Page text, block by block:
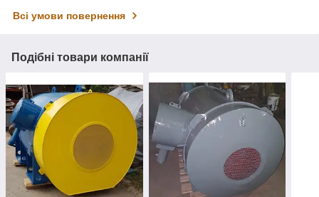
Всі умови повернення
Подібні товари компанії